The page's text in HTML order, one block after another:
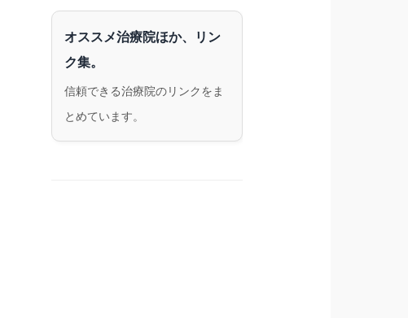
オススメ治療院ほか、リン
ク集。
信頼できる治療院のリンクをま
とめています。